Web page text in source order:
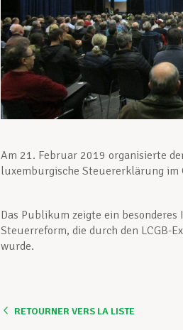
Am 21. Februar 2019 organisierte
luxemburgische Steuererklärung im
Das Publikum zeigte ein
Steuerreform, die durch den LCGB-
wurde.
RETOURNER VERS LA LISTE